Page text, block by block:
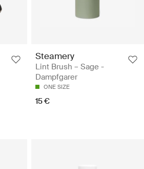
Steamery
Lint Brush – Sage -
Dampfgarer
ONE SIZE
15 €